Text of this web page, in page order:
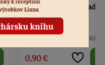
Zdobiaca špička hladká
Kód: 496
0,90 €